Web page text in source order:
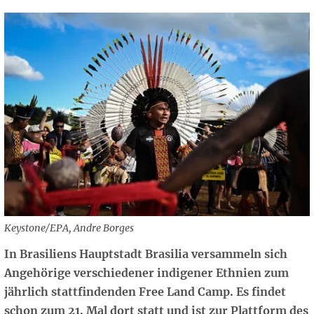
Keystone/EPA, Andre Borges
In Brasiliens Hauptstadt Brasilia versammeln sich
Angehörige verschiedener indigener Ethnien zum
jährlich stattfindenden Free Land Camp. Es findet
schon zum 21. Mal dort statt und ist zur Plattform des